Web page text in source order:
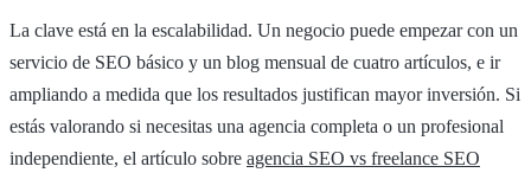
La clave está en la escalabilidad. Un negocio puede empezar con un
servicio de SEO básico y un blog mensual de cuatro artículos, e ir
ampliando a medida que los resultados justifican mayor inversión. Si
estás valorando si necesitas una agencia completa o un profesional
independiente, el artículo sobre agencia SEO vs freelance SEO